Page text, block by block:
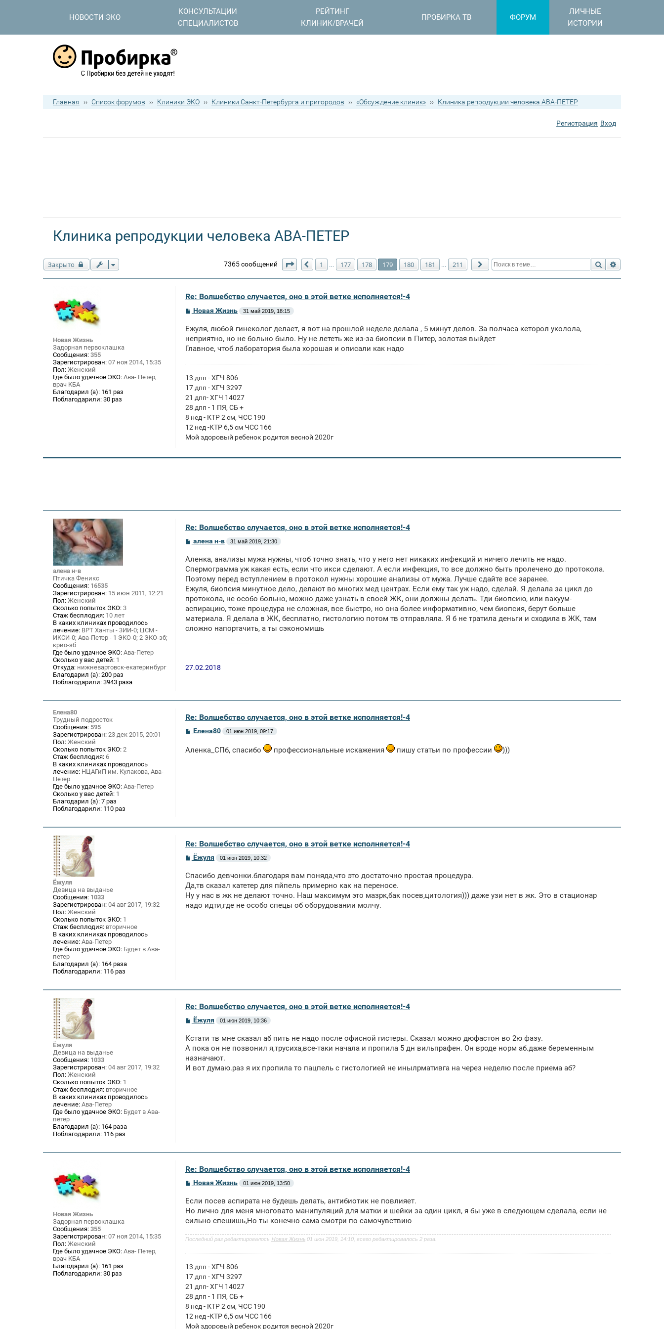
НОВОСТИ ЭКО
КОНСУЛЬТАЦИИ
СПЕЦИАЛИСТОВ
РЕЙТИНГ
КЛИНИК/ВРАЧЕЙ
ПРОБИРКА ТВ ФОРУМ
ЛИЧНЫЕ
ИСТОРИИ
Главная ›› Список форумов ›› Клиники ЭКО ›› Клиники Санкт-Петербурга и пригородов ›› «Обсуждение клиник» ›› Клиника репродукции человека АВА-ПЕТЕР
Регистрация Вход
Клиника репродукции человека АВА-ПЕТЕР
Закрыто Поиск
7365 сообщений Страница 179 из211
Пред.
1 … 177 178 179 180 181 … 211 След.
Новая Жизнь
Задорная первоклашка
Сообщения: 355
Зарегистрирован: 07 ноя 2014, 15:35
Пол: Женский
Где было удачное ЭКО: Ава- Петер,
врач КБА
Благодарил (а): 161 раз
Поблагодарили: 30 раз
Re: Волшебство случается, оно в этой ветке исполняется!-4
С
б
щ
н
Новая Жизнь 31 май 2019, 18:15
Ежуля, любой гинеколог делает, я вот на прошлой неделе делала , 5 минут делов. За полчаса кеторол уколола,
неприятно, но не больно было. Ну не лететь же из-за биопсии в Питер, золотая выйдет
Главное, чтоб лаборатория была хорошая и описали как надо
13 дпп - ХГЧ 806
17 дпп - ХГЧ 3297
21 дпп- ХГЧ 14027
28 дпп - 1 ПЯ, СБ +
8 нед - КТР 2 см, ЧСС 190
12 нед -КТР 6,5 см ЧСС 166
Мой здоровый ребенок родится весной 2020г
алена н-в
Птичка Феникс
Сообщения: 16535
Зарегистрирован: 15 июн 2011, 12:21
Пол: Женский
Сколько попыток ЭКО: 3
Стаж бесплодия: 10 лет
В каких клиниках проводилось
лечение: ВРТ Ханты - 3ИИ-0; ЦСМ -
ИКСИ-0; Ава-Петер - 1 ЭКО-0; 2 ЭКО-зб;
крио-зб
Где было удачное ЭКО: Ава-Петер
Сколько у вас детей: 1
Откуда: нижневартовск-екатеринбург
Благодарил (а): 200 раз
Поблагодарили: 3943 раза
Re: Волшебство случается, оно в этой ветке исполняется!-4
С
б
щ
н
и
алена н-в 31 май 2019, 21:30
Аленка, анализы мужа нужны, чтоб точно знать, что у него нет никаких инфекций и ничего лечить не надо.
Спермограмма уж какая есть, если что икси сделают. А если инфекция, то все должно быть пролечено до протокола.
Поэтому перед вступлением в протокол нужны хорошие анализы от мужа. Лучше сдайте все заранее.
Ежуля, биопсия минутное дело, делают во многих мед центрах. Если ему так уж надо, сделай. Я делала за цикл до
протокола, не особо больно, можно даже узнать в своей ЖК, они должны делать. Тди биопсию, или вакуум-
аспирацию, тоже процедура не сложная, все быстро, но она более информативно, чем биопсия, берут больше
материала. Я делала в ЖК, бесплатно, гистологию потом тв отправляла. Я б не тратила деньги и сходила в ЖК, там
сложно напортачить, а ты сэкономишь
27.02.2018
Елена80
Трудный подросток
Сообщения: 595
Зарегистрирован: 23 дек 2015, 20:01
Пол: Женский
Сколько попыток ЭКО: 2
Стаж бесплодия: 6
В каких клиниках проводилось
лечение: НЦАГиП им. Кулакова, Ава-
Петер
Где было удачное ЭКО: Ава-Петер
Сколько у вас детей: 1
Благодарил (а): 7 раз
Поблагодарили: 110 раз
Re: Волшебство случается, оно в этой ветке исполняется!-4
С
б
Елена80 01 июн 2019, 09:17
Аленка_СПб, спасибо профессиональные искажения пишу статьи по профессии )))
Ёжуля
Девица на выданье
Сообщения: 1033
Зарегистрирован: 04 авг 2017, 19:32
Пол: Женский
Сколько попыток ЭКО: 1
Стаж бесплодия: вторичное
В каких клиниках проводилось
лечение: Ава-Петер
Где было удачное ЭКО: Будет в Ава-
петер
Благодарил (а): 164 раза
Поблагодарили: 116 раз
Re: Волшебство случается, оно в этой ветке исполняется!-4
С
б
щ
н
и
Ёжуля 01 июн 2019, 10:32
Спасибо девчонки.благодаря вам поняда,что это достаточно простая процедура.
Да,тв сказал катетер для пйпель примерно как на переносе.
Ну у нас в жк не делают точно. Наш максимум это мазрк,бак посев,цитология))) даже узи нет в жк. Это в стационар
надо идти,где не особо спецы об оборудовании молчу.
Ёжуля
Девица на выданье
Сообщения: 1033
Зарегистрирован: 04 авг 2017, 19:32
Пол: Женский
Сколько попыток ЭКО: 1
Стаж бесплодия: вторичное
В каких клиниках проводилось
лечение: Ава-Петер
Где было удачное ЭКО: Будет в Ава-
петер
Благодарил (а): 164 раза
Поблагодарили: 116 раз
Re: Волшебство случается, оно в этой ветке исполняется!-4
С
б
щ
н
и
Ёжуля 01 июн 2019, 10:36
Кстати тв мне сказал аб пить не надо после офисной гистеры. Сказал можно дюфастон во 2ю фазу.
А пока он не позвонил я,трусиха,все-таки начала и пропила 5 дн вильпрафен. Он вроде норм аб.даже беременным
назначают.
И вот думаю.раз я их пропила то пацпель с гистологией не инылрмативга на через неделю после приема аб?
Новая Жизнь
Задорная первоклашка
Сообщения: 355
Зарегистрирован: 07 ноя 2014, 15:35
Пол: Женский
Где было удачное ЭКО: Ава- Петер,
врач КБА
Благодарил (а): 161 раз
Поблагодарили: 30 раз
Re: Волшебство случается, оно в этой ветке исполняется!-4
С
б
щ
н
е
Новая Жизнь 01 июн 2019, 13:50
Если посев аспирата не будешь делать, антибиотик не повлияет.
Но лично для меня многовато манипуляций для матки и шейки за один цикл, я бы уже в следующем сделала, если не
сильно спешишь,Но ты конечно сама смотри по самочувствию
Последний раз редактировалось Новая Жизнь 01 июн 2019, 14:10, всего редактировалось 2 раза.
13 дпп - ХГЧ 806
17 дпп - ХГЧ 3297
21 дпп- ХГЧ 14027
28 дпп - 1 ПЯ, СБ +
8 нед - КТР 2 см, ЧСС 190
12 нед -КТР 6,5 см ЧСС 166
Мой здоровый ребенок родится весной 2020г